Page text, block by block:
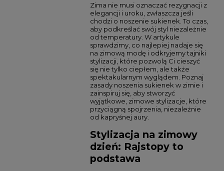
Zima nie musi oznaczać rezygnacji z
elegancji i uroku, zwłaszcza jeśli
chodzi o noszenie sukienek. To czas,
aby podkreślać swój styl niezależnie
od temperatury. W artykule
sprawdzimy, co najlepiej nadaje się
na zimową modę i odkryjemy tajniki
stylizacji, które pozwolą Ci cieszyć
się nie tylko ciepłem, ale także
spektakularnym wyglądem. Poznaj
zasady noszenia sukienek w zimie i
zainspiruj się, aby stworzyć
wyjątkowe, zimowe stylizacje, które
przyciągną spojrzenia, niezależnie
od kapryśnej aury.
Stylizacja na zimowy
dzień: Rajstopy to
podstawa